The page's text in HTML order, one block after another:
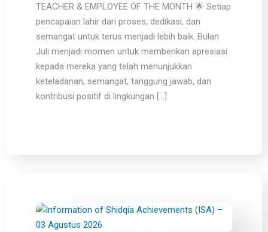
TEACHER & EMPLOYEE OF THE MONTH 🌟 Setiap
pencapaian lahir dari proses, dedikasi, dan
semangat untuk terus menjadi lebih baik. Bulan
Juli menjadi momen untuk memberikan apresiasi
kepada mereka yang telah menunjukkan
keteladanan, semangat, tanggung jawab, dan
kontribusi positif di lingkungan […]